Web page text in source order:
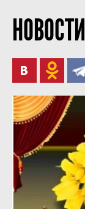
НОВОСТИ